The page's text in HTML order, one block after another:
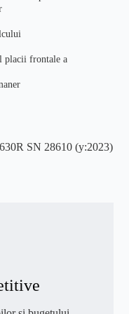
placii frontale a
SN 28610 (y:2023)